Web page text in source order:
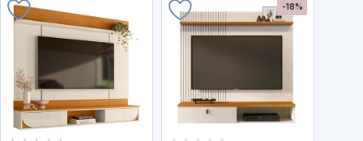
-18%